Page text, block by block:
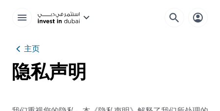
主页
隐私声明